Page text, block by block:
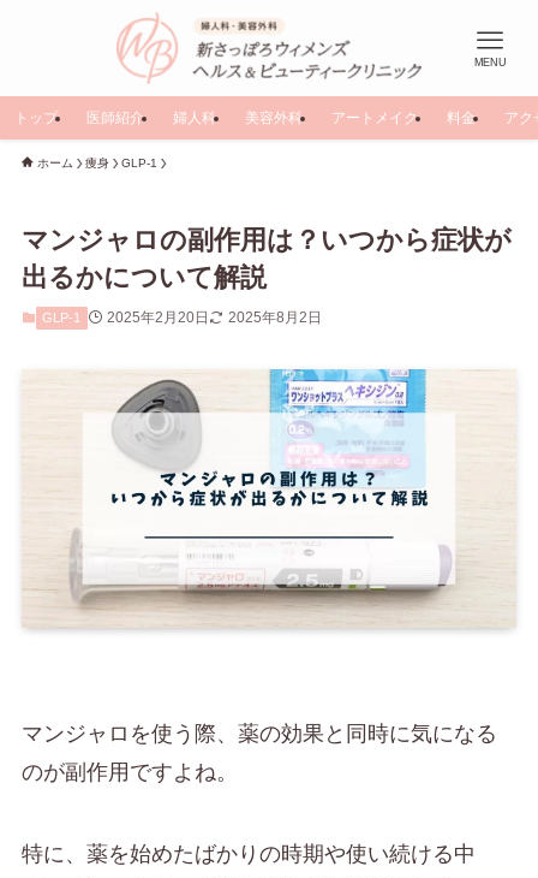
MENU
トップ 医師紹介 婦人科 美容外科 アートメイク 料金 アク
ホーム 痩身 GLP-1
マンジャロの副作用は？いつから症状が
出るかについて解説
GLP-1 2025年2月20日 2025年8月2日
マンジャロを使う際、薬の効果と同時に気になる
のが副作用ですよね。
特に、薬を始めたばかりの時期や使い続ける中